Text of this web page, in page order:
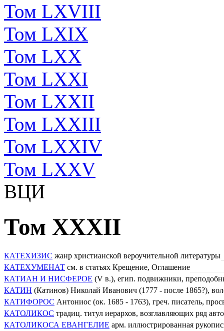
Том LXVIII
Том LXIX
Том LXX
Том LXXI
Том LXXII
Том LXXIII
Том LXXIV
Том LXXV
ВЦИ
Том XXXII
КАТЕХИЗИС жанр христианской вероучительной литературы
КАТЕХУМЕНАТ см. в статьях Крещение, Оглашение
КАТИАН И НИСФЕРОЕ (V в.), егип. подвижники,
КАТИН (Катинов) Николай Иванович (1777 - после 1865?),
КАТИФОРОС Антониос (ок. 1685 - 1763), греч. писатель,
КАТОЛИКОС традиц. титул иерархов, возглавляющих ряд
КАТОЛИКОСА ЕВАНГЕЛИЕ арм. иллюстрированная